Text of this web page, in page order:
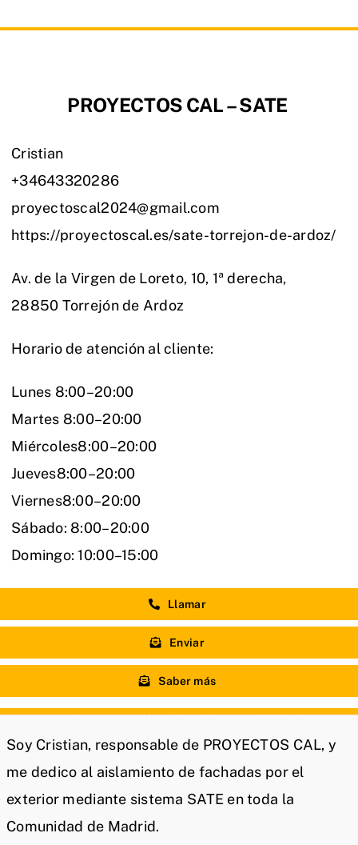
Soy Cristian, responsable de PROYECTOS CAL, y
me dedico al aislamiento de fachadas por el
exterior mediante sistema SATE en toda la
Comunidad de Madrid.
PROYECTOS CAL – SATE
Cristian
+34643320286
proyectoscal2024@gmail.com
https://proyectoscal.es/sate-torrejon-de-ardoz/
Av. de la Virgen de Loreto, 10, 1ª derecha,
28850 Torrejón de Ardoz
Horario de atención al cliente:
Lunes 8:00–20:00
Martes 8:00–20:00
Miércoles8:00–20:00
Jueves8:00–20:00
Viernes8:00–20:00
Sábado: 8:00–20:00
Domingo: 10:00–15:00
Llamar
Enviar
Saber más